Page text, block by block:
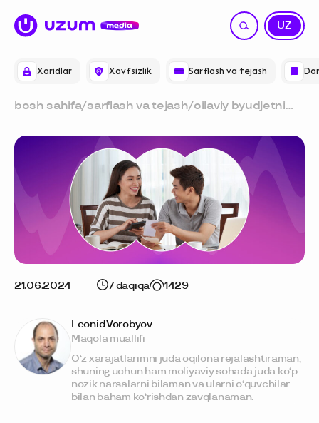
Xaridlar Xavfsizlik Sarflash va tejash
UZ
RU
bosh sahifa/sarflash va tejash/oilaviy byudjetni
qanday qilib har
kuni tejash mumkin
21.06.2024 7 daqiqa 1429
Leonid Vorobyov
Maqola muallifi
O‘z xarajatlarimni juda oqilona rejalashtiraman,
shuning uchun ham moliyaviy sohada juda ko‘p
nozik narsalarni bilaman va ularni o‘quvchilar
bilan baham ko‘rishdan zavqlanaman.